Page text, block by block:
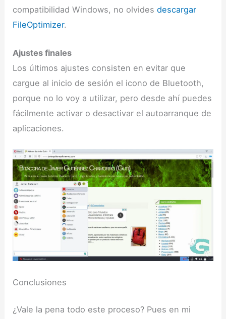
compatibilidad Windows, no olvidesdescargar
FileOptimizer.
Ajustes finales
Los últimos ajustes consisten en evitar que
cargue al inicio de sesión el icono de Bluetooth,
porque no lo voy a utilizar, pero desde ahí puedes
fácilmente activar o desactivar el autoarranque de
aplicaciones.
Conclusiones
¿Vale la pena todo este proceso? Pues en mi